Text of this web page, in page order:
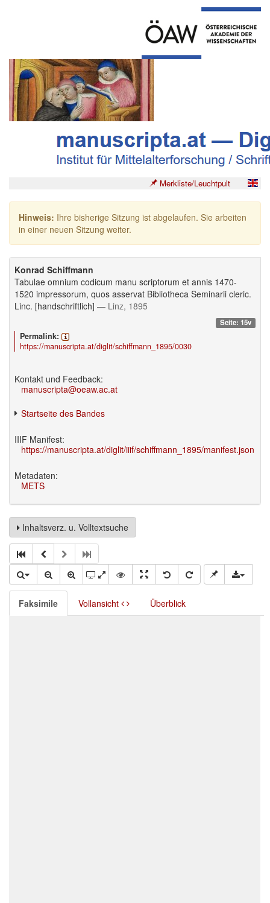
Merkliste/Leuchtpult
Hinweis: Ihre bisherige Sitzung ist abgelaufen. Sie arbeiten
in einer neuen Sitzung weiter.
Konrad Schiffmann
Tabulae omnium codicum manu scriptorum et annis 1470-
1520 impressorum, quos asservat Bibliotheca Seminarii cleric.
Linc. [handschriftlich] — Linz, 1895
Seite: 15v
Permalink:
https://manuscripta.at/diglit/schiffmann_1895/0030
Kontakt und Feedback:
manuscripta@oeaw.ac.at
Startseite des Bandes
IIIF Manifest:
https://manuscripta.at/diglit/iiif/schiffmann_1895/manifest.json
Metadaten:
METS
Inhaltsverz. u. Volltextsuche
Faksimile Vollansicht Überblick